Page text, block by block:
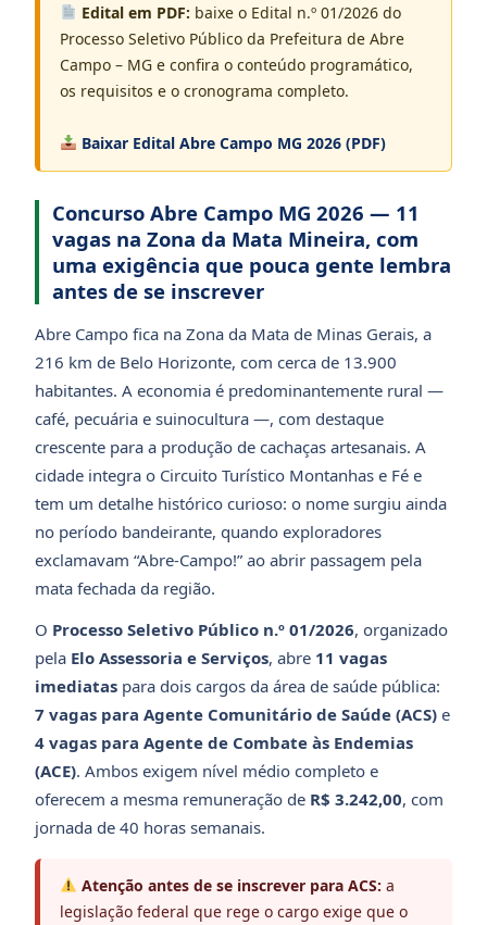
Edital em PDF: baixe o Edital n.º 01/2026 do
Processo Seletivo Público da Prefeitura de Abre
Campo – MG e confira o conteúdo programático,
os requisitos e o cronograma completo.
Baixar Edital Abre Campo MG 2026 (PDF)
Concurso Abre Campo MG 2026 — 11
vagas na Zona da Mata Mineira, com
uma exigência que pouca gente lembra
antes de se inscrever
Abre Campo fica na Zona da Mata de Minas Gerais, a
216 km de Belo Horizonte, com cerca de 13.900
habitantes. A economia é predominantemente rural —
café, pecuária e suinocultura —, com destaque
crescente para a produção de cachaças artesanais. A
cidade integra o Circuito Turístico Montanhas e Fé e
tem um detalhe histórico curioso: o nome surgiu ainda
no período bandeirante, quando exploradores
exclamavam “Abre-Campo!” ao abrir passagem pela
mata fechada da região.
O Processo Seletivo Público n.º 01/2026, organizado
pela Elo Assessoria e Serviços, abre 11 vagas
imediatas para dois cargos da área de saúde pública:
7 vagas para Agente Comunitário de Saúde (ACS) e
4 vagas para Agente de Combate às Endemias
(ACE). Ambos exigem nível médio completo e
oferecem a mesma remuneração de R$ 3.242,00, com
jornada de 40 horas semanais.
Atenção antes de se inscrever para ACS: a
legislação federal que rege o cargo exige que o